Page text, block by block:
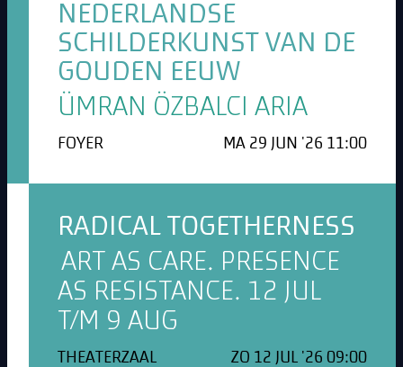
NEDERLANDSE
SCHILDERKUNST VAN DE
GOUDEN EEUW
ÜMRAN ÖZBALCI ARIA
FOYER MA 29 JUN '26 11:00
RADICAL TOGETHERNESS
ART AS CARE. PRESENCE
AS RESISTANCE. 12 JUL
T/M 9 AUG
THEATERZAAL ZO 12 JUL '26 09:00